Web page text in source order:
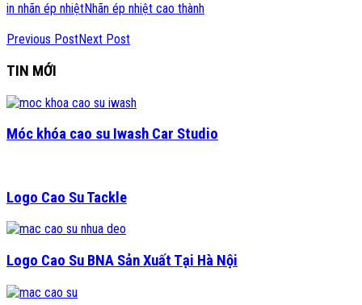
in nhãn ép nhiệtNhãn ép nhiệt cao thành
Previous PostNext Post
TIN MỚI
Móc khóa cao su Iwash Car Studio
Logo Cao Su Tackle
Logo Cao Su BNA Sản Xuất Tại Hà Nội